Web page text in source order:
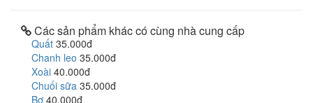
Các sản phẩm khác có cùng nhà cung cấp
Quất 35.000đ
Chanh leo 35.000đ
Xoài 40.000đ
Chuối sữa 35.000đ
Bơ 40.000đ